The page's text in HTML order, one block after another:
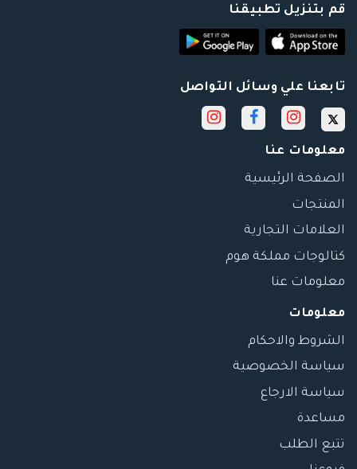
قم بتنزيل تطبيقنا
تابعنا علي وسائل التواصل
معلومات عنا
الصفحة الرئيسية
المنتجات
العلامات التجارية
كتالوجات مملكة هوم
معلومات عنا
معلومات
الشروط والاحكام
سياسة الخصوصية
سياسة الارجاع
مساعدة
تتبع الطلب